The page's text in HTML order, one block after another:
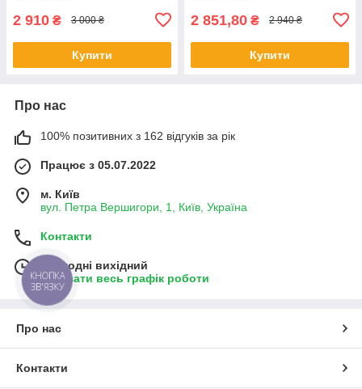
2 910 ₴ 3 000 ₴
Купити
2 851,80 ₴ 2 940 ₴
Купити
Про нас
100% позитивних з 162 відгуків за рік
Працює з 05.07.2022
м. Київ
вул. Петра Вершигори, 1, Київ, Україна
Контакти
Сьогодні вихідний
Показати весь графік роботи
Про нас
Контакти
КНОПКА
ЗВ'ЯЗКУ